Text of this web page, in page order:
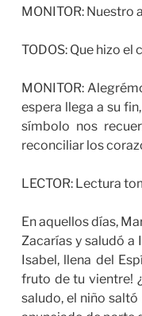
MONITOR: Nuestro
TODOS: Que hizo el
MONITOR:
espera llega a su
símbolo nos
reconciliar los
LECTOR: Lectura
En aquellos días,
Zacarías y saludó a
Isabel, llena del
fruto de tu vientre!
saludo, el niño